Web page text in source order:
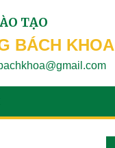
TẠO
BÁCH KHOA